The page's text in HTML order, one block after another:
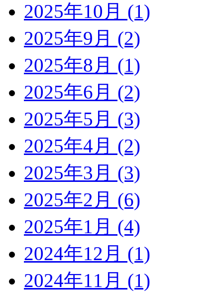
2025年10月 (1)
2025年9月 (2)
2025年8月 (1)
2025年6月 (2)
2025年5月 (3)
2025年4月 (2)
2025年3月 (3)
2025年2月 (6)
2025年1月 (4)
2024年12月 (1)
2024年11月 (1)